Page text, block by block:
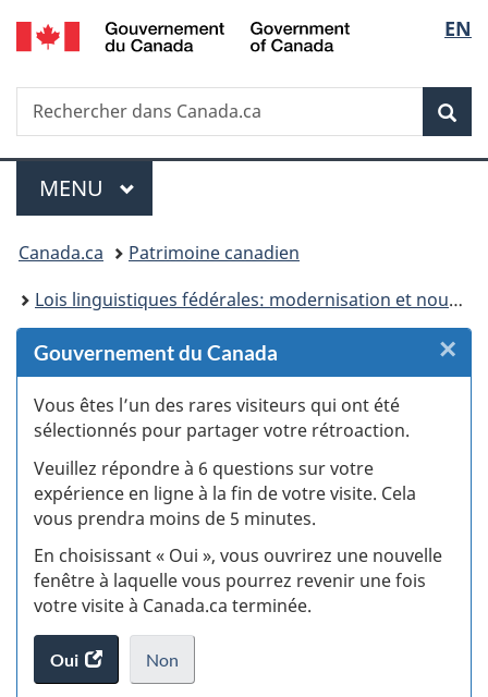
Passer
au
des
Passer
au
principal
Passer
à
Au
du
Passer
à
version
simplifiée
de
la
EN
Recherche
Rechercher
dans
Menu
MENU PRINCIPAL
Vous
êtes
ici :
Canada.ca
Patrimoine canadien
Lois linguistiques fédérales: modernisation et nouvelles obligations
Gouvernement du Canada
Vous êtes l’un des rares visiteurs qui ont été
sélectionnés pour partager votre rétroaction.
Veuillez répondre à 6 questions sur votre
expérience en ligne à la fin de votre visite. Cela
vous prendra moins de 5 minutes.
En choisissant « Oui », vous ouvrirez une nouvelle
fenêtre à laquelle vous pourrez revenir une fois
votre visite à Canada.ca terminée.
Oui
accéder
au
Non
je
.
×